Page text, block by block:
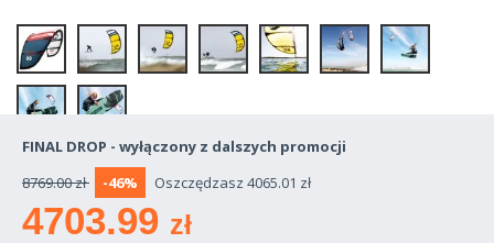
FINAL DROP - wyłączony z dalszych promocji
8769.00 zł
-46% Oszczędzasz 4065.01 zł
4703.99 zł